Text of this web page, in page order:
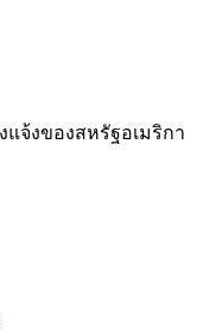
จ้งของสหรัฐอเมริกา